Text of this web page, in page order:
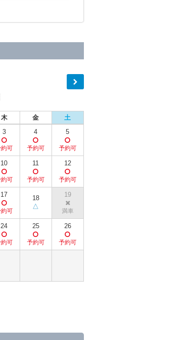
木 金
土
3 4 5
10 11 12
17 18 19
24 25 26